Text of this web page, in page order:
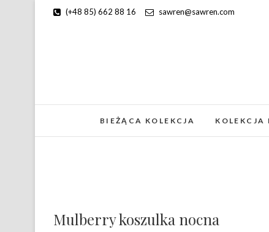
(+48 85) 662 88 16 sawren@sawren.com
BIEŻĄCA KOLEKCJA KOLEKCJA
Mulberry koszulka nocna